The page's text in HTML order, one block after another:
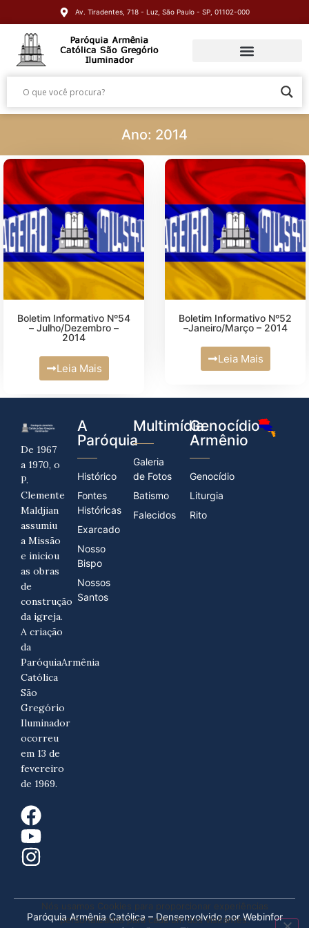
Av. Tiradentes, 718 - Luz, São Paulo - SP, 01102-000
Ano: 2014
Boletim Informativo Nº54
– Julho/Dezembro –
2014
Leia Mais
Boletim Informativo Nº52
–Janeiro/Março – 2014
Leia Mais
De 1967
a 1970, o
P.
Clemente
Maldjian
assumiu
a Missão
e iniciou
as obras
de
construção
da igreja.
A criação
da
ParóquiaArmênia
Católica
São
Gregório
Iluminador
ocorreu
em 13 de
fevereiro
de 1969.
A
Paróquia
Histórico
Fontes
Históricas
Exarcado
Nosso
Bispo
Nossos
Santos
Multimídia
Galeria
de Fotos
Batismo
Falecidos
Genocídio
Armênio
Genocídio
Liturgia
Rito
Paróquia Armênia Católica – Densenvolvido por Webinfor
Nós usamos Cookies para proporcionar experiências
personalizadas para cada um dos visitantes.